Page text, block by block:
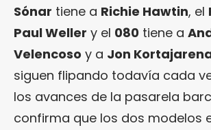
Sónar tiene a Richie Hawtin, el
Paul Weller y el 080 tiene a
Velencoso y a Jon
siguen flipando todavía cada
los avances de la pasarela
confirma que los dos modelos